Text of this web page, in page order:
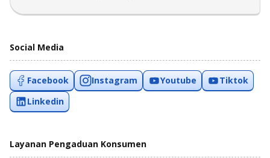
Social Media
Facebook Instagram Youtube
Tiktok
Linkedin
Layanan Pengaduan Konsumen